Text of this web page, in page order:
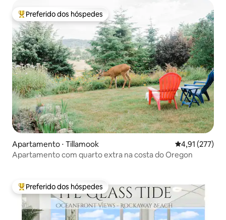
Entre os melhores preferidos dos hóspedes
Preferido dos hóspedes
Apartamento ⋅ Tillamook 4,91 de uma
4,91 (277)
Apartamento com quarto extra na costa do Oregon
Entre os melhores preferidos dos hóspedes
Preferido dos hóspedes